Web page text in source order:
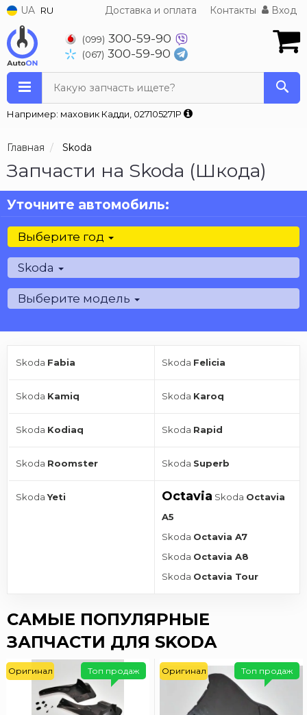
UA RU Доставка и оплата Контакты Вход
(099) 300-59-90
(067) 300-59-90
Какую запчасть ищете?
Например: маховик Кадди, 027105271P
Главная Skoda
Запчасти на Skoda (Шкода)
Уточните автомобиль:
Выберите год
Skoda
Выберите модель
Skoda Fabia Skoda Felicia
Skoda Kamiq Skoda Karoq
Skoda Kodiaq Skoda Rapid
Skoda Roomster Skoda Superb
Skoda Yeti Octavia Skoda Octavia
A5
Skoda Octavia A7
Skoda Octavia A8
Skoda Octavia Tour
САМЫЕ ПОПУЛЯРНЫЕ
ЗАПЧАСТИ ДЛЯ SKODA
Топ продаж
Оригинал Топ продаж
Оригинал